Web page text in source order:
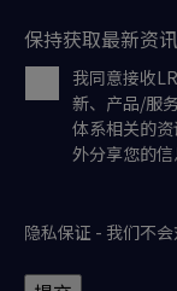
保持获取最新资讯
我同意接收
新、产品/服
体系相关的
外分享您的
隐私保证 - 我们不